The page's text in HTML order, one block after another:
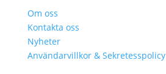
Om oss
Kontakta oss
Nyheter
Användarvillkor & Sekretesspolicy